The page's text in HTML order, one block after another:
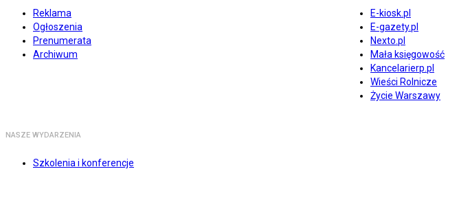
Reklama
Ogłoszenia
Prenumerata
Archiwum
E-kiosk.pl
E-gazety.pl
Nexto.pl
Mała księgowość
Kancelarierp.pl
Wieści Rolnicze
Życie Warszawy
NASZE WYDARZENIA
Szkolenia i konferencje